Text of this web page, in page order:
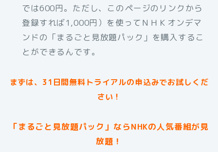
では600円。ただし、このページのリンクから
登録すれば1,000円）を使ってＮＨＫオンデマ
ンドの「まるごと見放題パック」を購入するこ
とができるんです。
まずは、31日間無料トライアルの申込みでお試しくだ
さい！
「まるごと見放題パック」ならNHKの人気番組が見
放題！